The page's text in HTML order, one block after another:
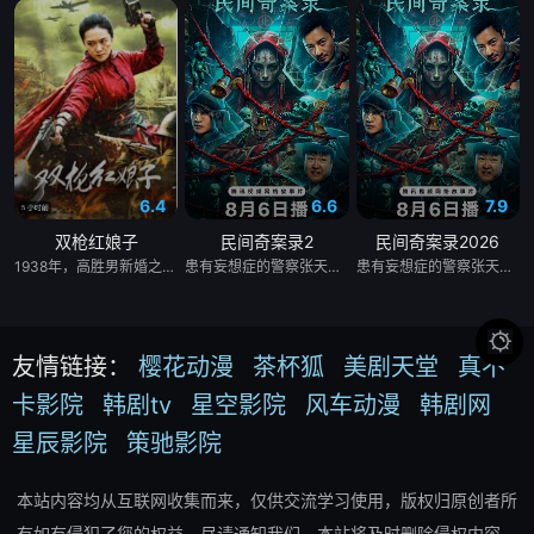
&nbsp; &nbsp; &nbsp; &nbsp; &nbsp; &nbsp; &nbsp; &nbsp;
&nbsp; &nbsp; &nbsp; &nbsp; &nbsp; &nbsp; &nbsp; &nbsp;
直播的过程中，倪有彬使用了时空转移的能力，使得整场演出多了更
多出人意料又不可思议的现象──发光的水井、疑似前来索命的使
者，以及直播结束后莫名遭到雷击而「死无全尸」的导演……大家都
以为拍摄现场真的闹鬼了！也因为这些「灵异事件」，让演出得到了
极高的收视率，成为媒体竞相报导的焦点。 &nbsp; &nbsp; &nbsp;
&nbsp; &nbsp; &nbsp; &nbsp; &nbsp; &nbsp; &nbsp; &nbsp;
&nbsp; &nbsp; &nbsp; &nbsp; &nbsp; &nbsp; &nbsp;
&nbsp; &nbsp; &nbsp; &nbsp; &nbsp; &nbsp; &nbsp; &nbsp;
众人都认为倪有彬的消失，就像是个谜团般的超自然现象，却没有人
知道，这其实也是他的计画之一。而且，是为了志明……
6.4
双枪红娘子
1938年，高胜男新婚之日，丈夫被日军残害，父辈亦遭屠戮。她举枪聚义，屡袭敌寇威震四方，后得八路军指点决心投身革命。日军欲诱杀高胜男，她孤身赴战舍命换乡亲周全。千钧一发间，八路军突袭而至全歼敌寇，高胜男血染沙场，生死未卜……
6.6
民间奇案录2
患有妄想症的警察张天盛遇上一起离奇的神像杀人事件，勘案过程中，牵引出“婴胎报仇”，“娘娘索命”等一连串妖异事件，张天盛虽被种种诡怪幻象阻碍，却坚信这是藏在迷信后的人为诡计，勇于向封建传统宣战，敢于破除流传已久的迷信糟粕，最终，在战胜妄想症的同时，成功还原真相，伸张正义。
7.9
民间奇案录2026
患有妄想症的警察张天盛遇上一起离奇的神像杀人事件，勘案过程中，牵引出“婴胎报仇”，“娘娘索命”等一连串妖异事件，张天盛虽被种种诡怪幻象阻碍，却坚信这是藏在迷信后的人为诡计，勇于向封建传统宣战，敢于破除流传已久的迷信糟粕，最终，在战胜妄想症的同时，成功还原真相，伸张正义。
友情链接： 樱花动漫 茶杯狐 美剧天堂
真不
卡影院
韩剧tv 星空影院 风车动漫
韩剧网
星辰影院
策驰影院
本站内容均从互联网收集而来，仅供交流学习使用，版权归原创者所
